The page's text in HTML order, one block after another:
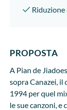
PROPOSTA
A Pian de
sopra Canazei, il
1994 per quel
le sue canzoni,